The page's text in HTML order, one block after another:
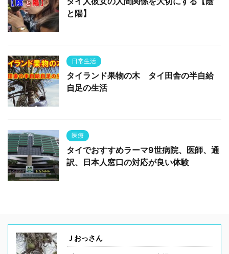
と陽】
日常生活
タイランド果物の木 タイ田舎の半自給
自足の生活
医療
タイでおすすめラーマ9世病院、医師、通
訳、日本人窓口の対応が良い体験
Ｊおっさん